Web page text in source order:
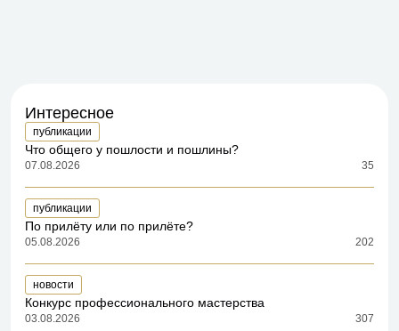
Интересное
публикации
Что общего у пошлости и пошлины?
07.08.2026 35
публикации
По прилёту или по прилёте?
05.08.2026 202
новости
Конкурс профессионального мастерства
03.08.2026 307